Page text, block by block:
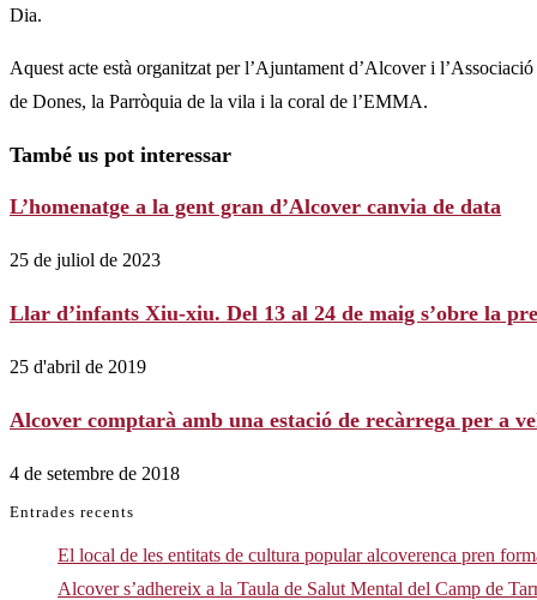
Dia.
Aquest acte està organitzat per l’Ajuntament d’Alcover i
de Dones, la Parròquia de la vila i la coral de l’EMMA.
També us pot interessar
L’homenatge a la gent gran d’Alcover canvia de data
25 de juliol de 2023
Llar d’infants Xiu-xiu. Del 13 al 24 de maig s’obre la
25 d'abril de 2019
Alcover comptarà amb una estació de recàrrega per a
4 de setembre de 2018
Entrades recents
El local de les entitats de cultura popular alcoverenca pren
Alcover s’adhereix a la Taula de Salut Mental del Camp de